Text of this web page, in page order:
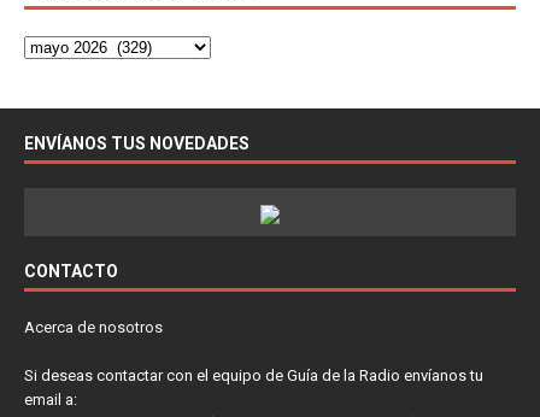
ENVÍANOS TUS NOVEDADES
CONTACTO
Acerca de nosotros
Si deseas contactar con el equipo de Guía de la Radio envíanos tu
email a: